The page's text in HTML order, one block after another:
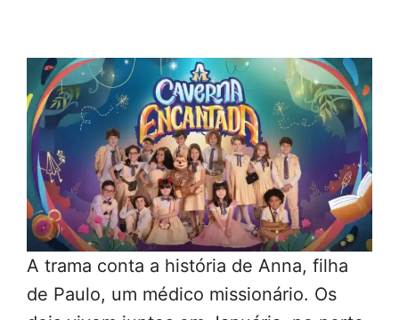
A trama conta a história de Anna, filha
de Paulo, um médico missionário. Os